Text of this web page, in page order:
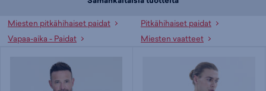
Miesten pitkähihaiset paidat
Pitkähihaiset paidat
Vapaa-aika - Paidat
Miesten vaatteet